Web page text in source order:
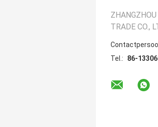
TRADE CO.,
Tel.:
86-